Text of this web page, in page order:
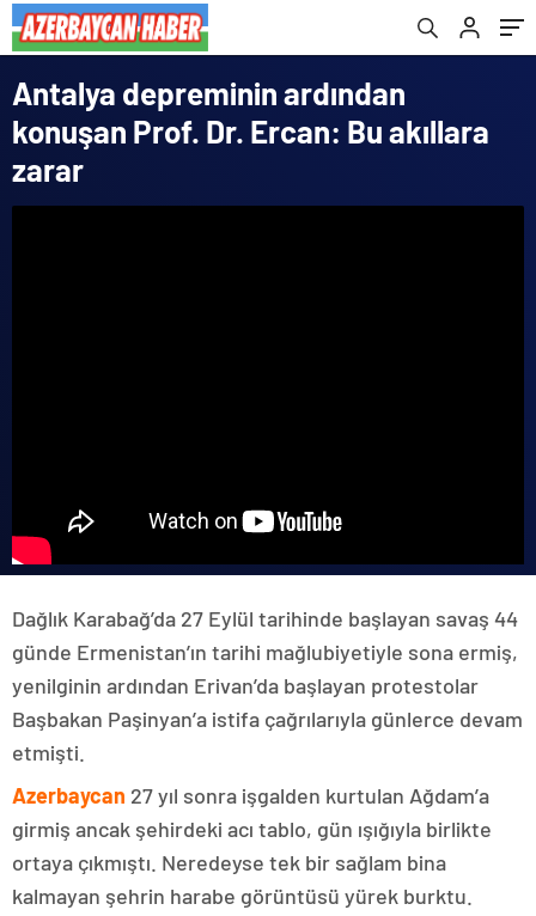
Antalya depreminin ardından
konuşan Prof. Dr. Ercan: Bu akıllara
zarar
Dağlık Karabağ’da 27 Eylül tarihinde başlayan savaş 44
günde Ermenistan’ın tarihi mağlubiyetiyle sona ermiş,
yenilginin ardından Erivan’da başlayan protestolar
Başbakan Paşinyan’a istifa çağrılarıyla günlerce devam
etmişti.
Azerbaycan 27 yıl sonra işgalden kurtulan Ağdam’a
girmiş ancak şehirdeki acı tablo, gün ışığıyla birlikte
ortaya çıkmıştı. Neredeyse tek bir sağlam bina
kalmayan şehrin harabe görüntüsü yürek burktu.